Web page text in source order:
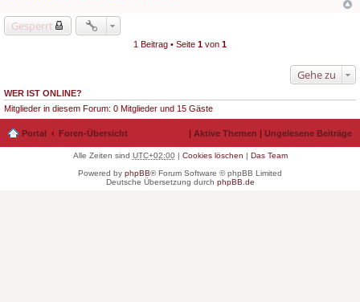
Gesperrt
1 Beitrag • Seite 1 von 1
Gehe zu
WER IST ONLINE?
Mitglieder in diesem Forum: 0 Mitglieder und 15 Gäste
Portal Foren-Übersicht | Aktive Themen | Ungelesene Beiträge
Alle Zeiten sind UTC+02:00| Cookies löschen | Das Team
Powered by phpBB® Forum Software © phpBB Limited
Deutsche Übersetzung durch phpBB.de